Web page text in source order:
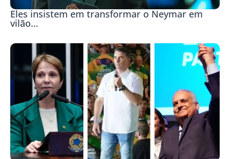
Eles insistem em transformar o Neymar em
vilão…